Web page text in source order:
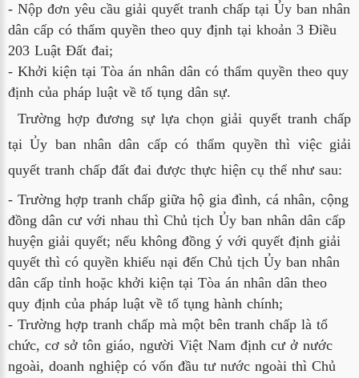
- Nộp đơn yêu cầu giải quyết tranh chấp tại Ủy ban nhân
dân cấp có thẩm quyền theo quy định tại khoản 3 Điều
203 Luật Đất đai;
- Khởi kiện tại Tòa án nhân dân có thẩm quyền theo quy
định của pháp luật về tố tụng dân sự.
Trường hợp đương sự lựa chọn giải quyết tranh chấp
tại Ủy ban nhân dân cấp có thẩm quyền thì việc giải
quyết tranh chấp đất đai được thực hiện cụ thể như sau:
- Trường hợp tranh chấp giữa hộ gia đình, cá nhân, cộng
đồng dân cư với nhau thì Chủ tịch Ủy ban nhân dân cấp
huyện giải quyết; nếu không đồng ý với quyết định giải
quyết thì có quyền khiếu nại đến Chủ tịch Ủy ban nhân
dân cấp tỉnh hoặc khởi kiện tại Tòa án nhân dân theo
quy định của pháp luật về tố tụng hành chính;
- Trường hợp tranh chấp mà một bên tranh chấp là tổ
chức, cơ sở tôn giáo, người Việt Nam định cư ở nước
ngoài, doanh nghiệp có vốn đầu tư nước ngoài thì Chủ